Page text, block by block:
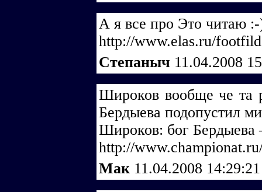
А я все про Это читаю
http://www.elas.ru/
Степаныч 11.04.2008
Широков вообще че та
Бердыева подопустил
Широков: бог
http://
Мак 11.04.2008